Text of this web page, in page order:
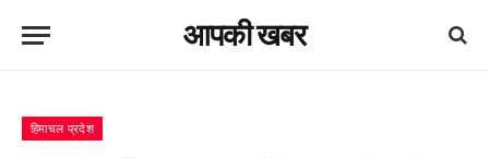
आपकी खबर
हिमाचल प्रदेश